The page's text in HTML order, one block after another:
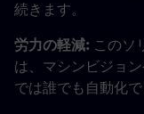
続きます。
労力の軽減: このソ
は、マシンビジョ
では誰でも自動化で